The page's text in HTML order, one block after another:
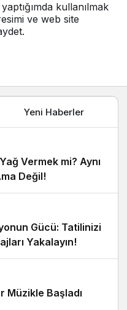
kullanılmak
ve web site
Yeni Haberler
Vermek mi? Aynı
Değil!
Gücü: Tatilinizi
Yakalayın!
Müzikle Başladı